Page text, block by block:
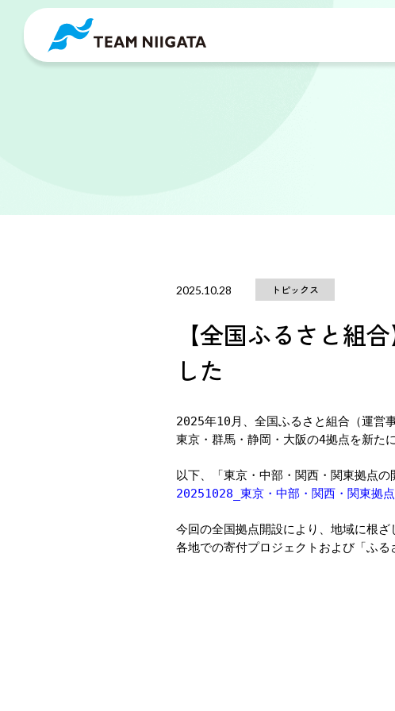
2025.10.28 トピックス
【全国ふるさと組
した
2025年10月、全国ふるさと組合（運営
東京・群馬・静岡・大阪の4拠点を新た
以下、「東京・中部・関西・関東拠点の
20251028_東京・中部・関西・関東拠
今回の全国拠点開設により、地域に根ざ
各地での寄付プロジェクトおよび「ふる